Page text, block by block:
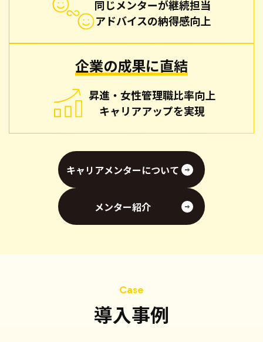
同じメンターが継続担当
アドバイスの納得感向上
企業の成果に直結
昇進・女性管理職比率向上
キャリアアップを実現
キャリアメンターについて
メンター紹介
導入事例